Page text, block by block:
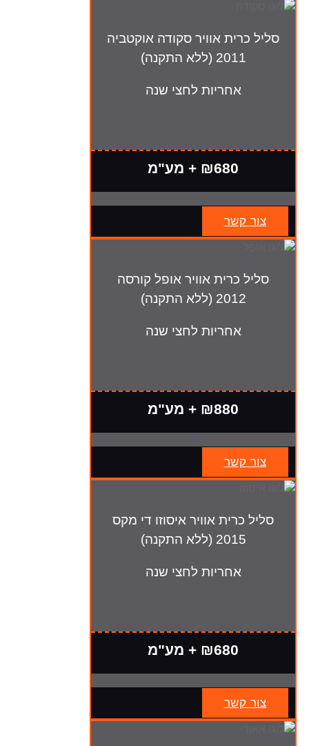
סליל כרית אוויר סקודה אוקטביה
2011 (ללא התקנה)
אחריות לחצי שנה
₪680 + מע"מ
צור קשר
סליל כרית אוויר אופל קורסה
2012 (ללא התקנה)
אחריות לחצי שנה
₪880 + מע"מ
צור קשר
סליל כרית אוויר איסוזו די מקס
2015 (ללא התקנה)
אחריות לחצי שנה
₪680 + מע"מ
צור קשר